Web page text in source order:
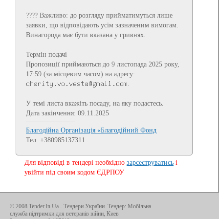
???? Важливо: до розгляду прийматимуться лише
заявки, що відповідають усім зазначеним вимогам.
Винагорода має бути вказана у гривнях.
Термін подачі
Пропозиції приймаються до 9 листопада 2025 року,
17:59 (за місцевим часом) на адресу:
У темі листа вкажіть посаду, на яку подаєтесь.
Дата закінчення: 09.11.2025
Благодійна Організація «Благодійний Фонд
Тел. +380985137311
Для відповіді в тендері необхідно зарєеструватись і
увійти під своим кодом ЄДРПОУ
© 2008 Tender.In.Ua - Тендери України . Тендер: Мобільна
служба підтримки для ветеранів війни, Киев